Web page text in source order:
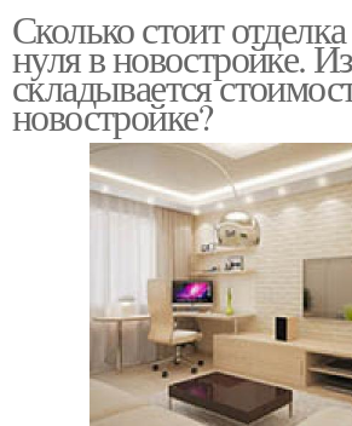
Сколько стоит
нуля в новостройке.
складывается
новостройке?